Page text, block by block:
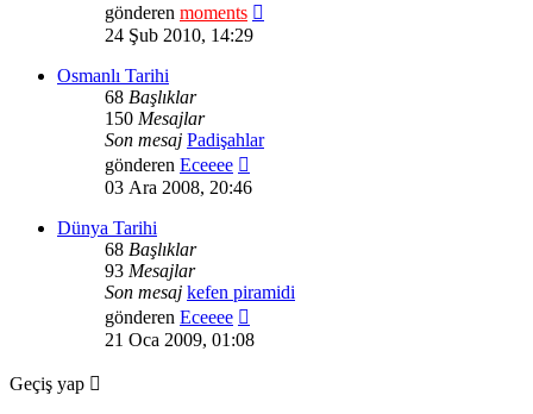
gönderen moments
24 Şub 2010, 14:29
Osmanlı Tarihi
68 Başlıklar
150 Mesajlar
Son mesaj Padişahlar
gönderen Eceeee
mesajı
03 Ara 2008, 20:46
Dünya Tarihi
68 Başlıklar
93 Mesajlar
Son mesaj kefen piramidi
gönderen Eceeee
mesajı
21 Oca 2009, 01:08
Geçiş yap